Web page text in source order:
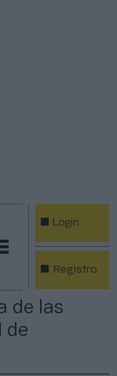
Login
Registro
de las
de